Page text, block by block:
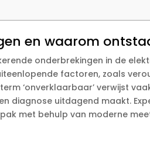
en waarom
onderbrekingen in de
factoren, zoals
‘onverklaarbaar’ verwijst
uitdagend maakt.​
met behulp van moderne